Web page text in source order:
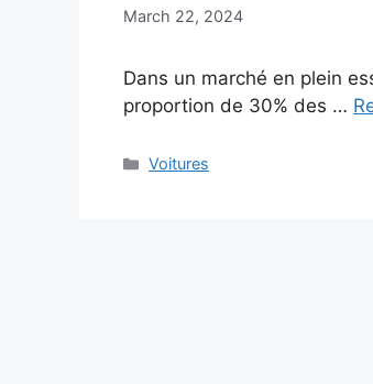
March 22, 2024
Dans un marché en plein
proportion de 30% des …
Categories
Voitures